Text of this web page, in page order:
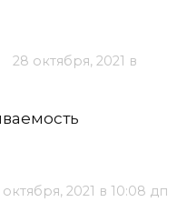
28 октября, 2021 в
2021 в 10:08 дп